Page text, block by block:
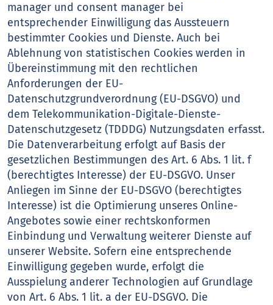
manager und consent manager bei
entsprechender Einwilligung das Aussteuern
bestimmter Cookies und Dienste. Auch bei
Ablehnung von statistischen Cookies werden in
Übereinstimmung mit den rechtlichen
Anforderungen der EU-
Datenschutzgrundverordnung (EU-DSGVO) und
dem Telekommunikation-Digitale-Dienste-
Datenschutzgesetz (TDDDG) Nutzungsdaten erfasst.
Die Datenverarbeitung erfolgt auf Basis der
gesetzlichen Bestimmungen des Art. 6 Abs. 1 lit. f
(berechtigtes Interesse) der EU-DSGVO. Unser
Anliegen im Sinne der EU-DSGVO (berechtigtes
Interesse) ist die Optimierung unseres Online-
Angebotes sowie einer rechtskonformen
Einbindung und Verwaltung weiterer Dienste auf
unserer Website. Sofern eine entsprechende
Einwilligung gegeben wurde, erfolgt die
Ausspielung anderer Technologien auf Grundlage
von Art. 6 Abs. 1 lit. a der EU-DSGVO. Die